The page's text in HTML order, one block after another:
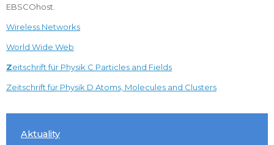
Aktuality
EBSCOhost.
Wireless Networks
World Wide Web
Zeitschrift für Physik C Particles and Fields
Zeitschrift für Physik D Atoms, Molecules and Clusters